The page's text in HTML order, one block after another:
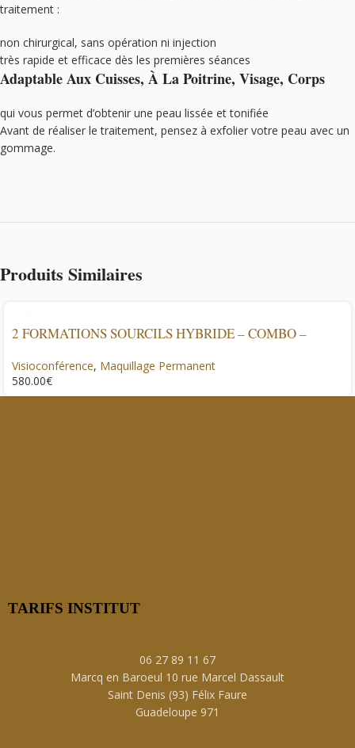
traitement :
non chirurgical, sans opération ni injection
très rapide et efficace dès les premières séances
Adaptable Aux Cuisses, À La Poitrine, Visage, Corps
qui vous permet d’obtenir une peau lissée et tonifiée
Avant de réaliser le traitement, pensez à exfolier votre peau avec un
gommage.
Produits Similaires
2 FORMATIONS SOURCILS HYBRIDE – COMBO –
Visioconférence, Maquillage Permanent
€
TARIFS INSTITUT
06 27 89 11 67
Marcq en Baroeul 10 rue Marcel Dassault
Saint Denis (93) Félix Faure
Guadeloupe 971